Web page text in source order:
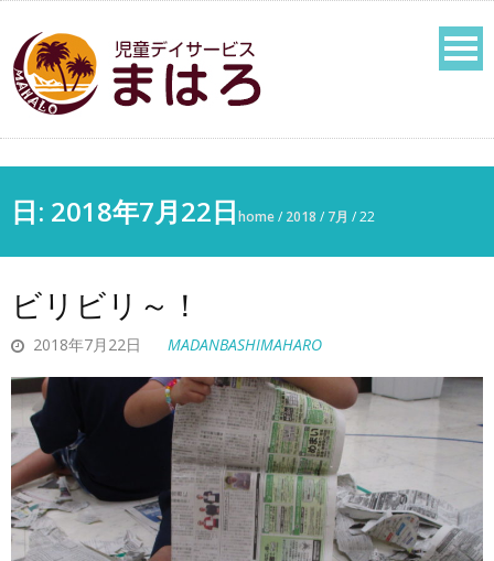
日: 2018年7月22日home/ 2018 / 7月 /22
ビリビリ～！
2018年7月22日 MADANBASHIMAHARO